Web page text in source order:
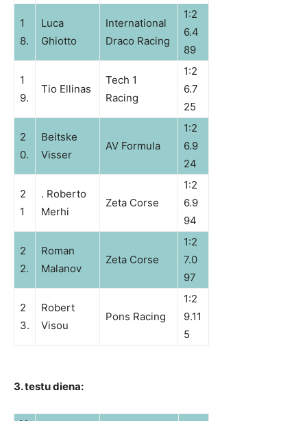
1
8.
Luca
Ghiotto
International
Draco Racing
1:2
6.4
89
1
9.
Tio Ellinas
Tech 1
Racing
1:2
6.7
25
2
0.
Beitske
Visser
AV Formula
1:2
6.9
24
2
1
. Roberto
Merhi
Zeta Corse
1:2
6.9
94
2
2.
Roman
Malanov
Zeta Corse
1:2
7.0
97
2
3.
Robert
Visou
Pons Racing
1:2
9.11
5
3. testu diena: